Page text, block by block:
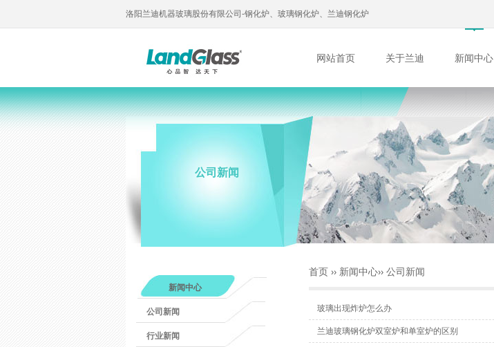
洛阳兰迪机器玻璃股份有限公司-钢化炉、玻璃钢化炉、兰迪钢化炉
网站首页 关于兰迪 新闻中心
公司新闻
新闻中心
公司新闻
行业新闻
首页 ›› 新闻中心›› 公司新闻
玻璃出现炸炉怎么办
兰迪玻璃钢化炉双室炉和单室炉的区别